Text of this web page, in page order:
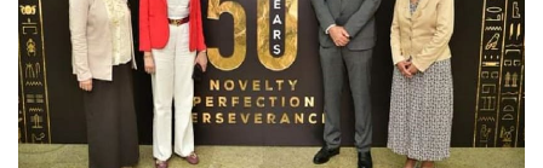
الطلاب
هيئة التدريس